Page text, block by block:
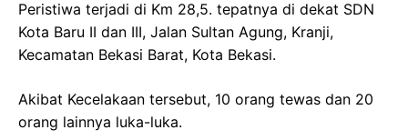
Peristiwa terjadi di Km 28,5. tepatnya di dekat SDN
Kota Baru II dan III, Jalan Sultan Agung, Kranji,
Kecamatan Bekasi Barat, Kota Bekasi.
Akibat Kecelakaan tersebut, 10 orang tewas dan 20
orang lainnya luka-luka.